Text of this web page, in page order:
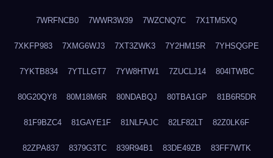
7WRFNCB0 7WWR3W39 7WZCNQ7C 7X1TM5XQ
7XKFP983 7XMG6WJ3 7XT3ZWK3 7Y2HM15R 7YHSQGPE
7YKTB834 7YTLLGT7 7YW8HTW1 7ZUCLJ14 804ITWBC
80G20QY8 80M18M6R 80NDABQJ 80TBA1GP 81B6R5DR
81F9BZC4 81GAYE1F 81NLFAJC 82LF82LT 82Z0LK6F
82ZPA837 8379G3TC 839R94B1 83DE49ZB 83FF7WTK